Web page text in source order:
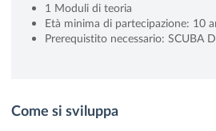
1 Moduli di teoria
Età minima di partecipazione: 10
Prerequistito necessario: SCUBA
Come si sviluppa